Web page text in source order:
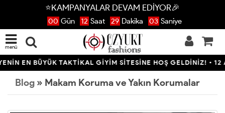
⭐KAMPANYALAR DEVAM EDİYOR🎉
00 Gün 12 Saat 29 Dakika 03 Saniye
menü
EN BÜYÜK TAKTİKAL GİYİM SİTESİNE HOŞ GELDİNİZ! • 12
Blog » Makam Koruma ve Yakın Korumalar Nasıl Giyinmeli?